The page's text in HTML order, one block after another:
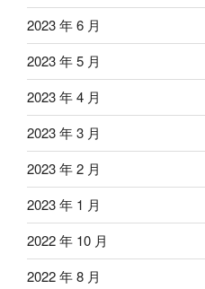
2023 年 6 月
2023 年 5 月
2023 年 4 月
2023 年 3 月
2023 年 2 月
2023 年 1 月
2022 年 10 月
2022 年 8 月